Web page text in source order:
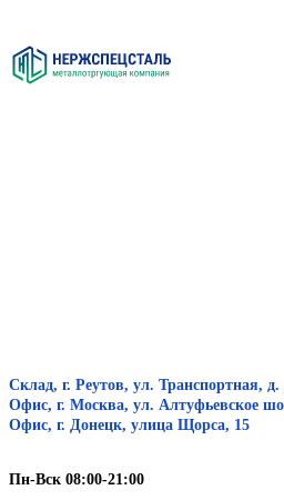
Склад, г. Реутов, ул. Транспортная, д.
Офис, г. Москва, ул. Алтуфьевское
Офис, г. Донецк, улица Щорса, 15
Пн-Вск 08:00-21:00